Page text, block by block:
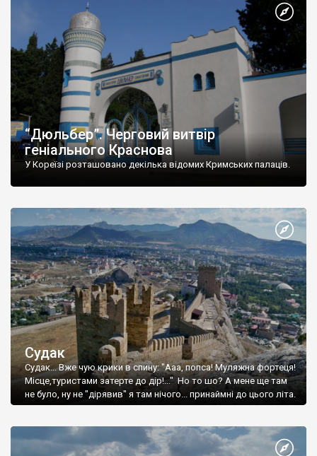
“Дюльбер”. Черговий витвір
геніального Краснова
У Кореїзі розташовано декілька відомих Кримських палаців.
Судак
Судак... Вже чую крики в спину: "Ааа, попса! Муляжна фортеця!
Місце,туристами затерте до дір!..." Но то шо? А мене ще там
не було, ну не "дірявив" я там нічого... принаймні до цього літа.